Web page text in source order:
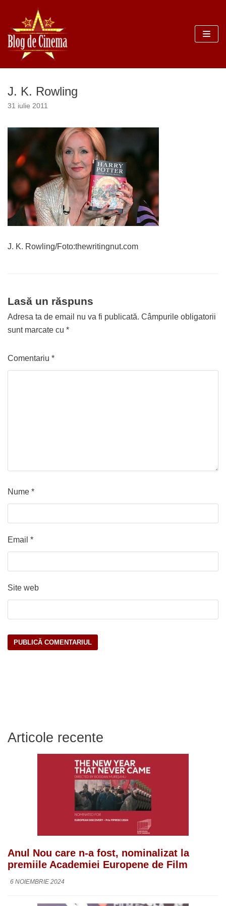
Sari
la
conținut
J. K. Rowling
31 iulie 2011
J. K. Rowling/Foto:thewritingnut.com
Lasă un răspuns
Adresa ta de email nu va fi publicată. Câmpurile obligatorii
sunt marcate cu *
Comentariu *
Nume *
Email *
Site web
Articole recente
Anul Nou care n-a fost, nominalizat la
premiile Academiei Europene de Film
6 NOIEMBRIE 2024